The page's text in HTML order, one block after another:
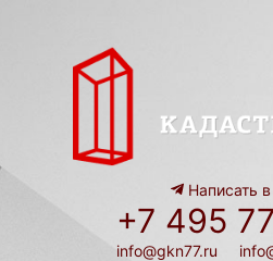
Написать
+7 495
info@gkn77.ru